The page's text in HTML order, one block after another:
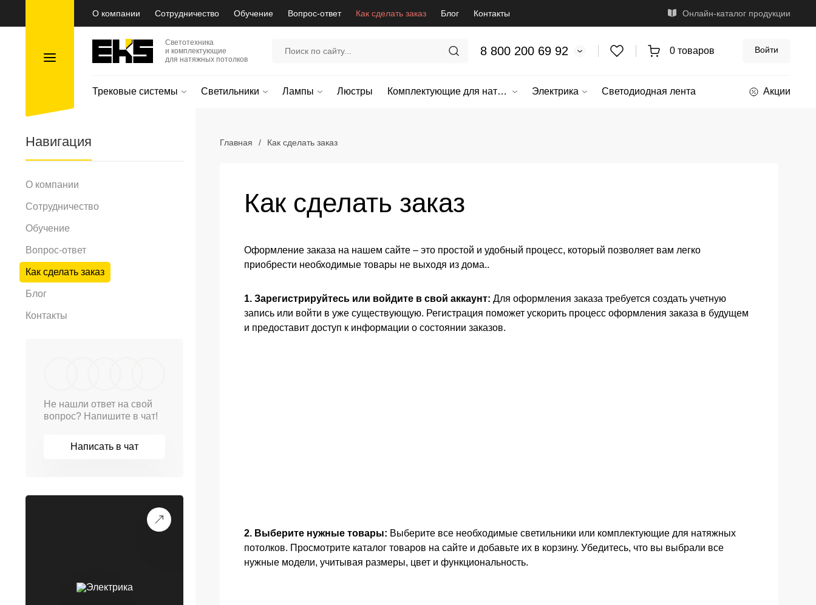
О компании Сотрудничество Обучение Вопрос-ответ Как сделать заказ Блог Контакты Онлайн-каталог продукции
Светотехника
и комплектующие
для натяжных потолков
8 800 200 69 92 0 товаров Войти
Трековые системы Светильники Лампы Люстры Комплектующие для натяжных потолков Электрика Светодиодная лента Акции
Навигация
О компании
Сотрудничество
Обучение
Вопрос-ответ
Как сделать заказ
Блог
Контакты
Не нашли ответ на свой
вопрос? Напишите в чат!
Написать в чат
Главная / Как сделать заказ
Как сделать заказ
Оформление заказа на нашем сайте – это простой и удобный процесс, который позволяет вам легко
приобрести необходимые товары не выходя из дома..
1. Зарегистрируйтесь или войдите в свой аккаунт: Для оформления заказа требуется создать учетную
запись или войти в уже существующую. Регистрация поможет ускорить процесс оформления заказа в будущем
и предоставит доступ к информации о состоянии заказов.
2. Выберите нужные товары: Выберите все необходимые светильники или комплектующие для натяжных
потолков. Просмотрите каталог товаров на сайте и добавьте их в корзину. Убедитесь, что вы выбрали все
нужные модели, учитывая размеры, цвет и функциональность.